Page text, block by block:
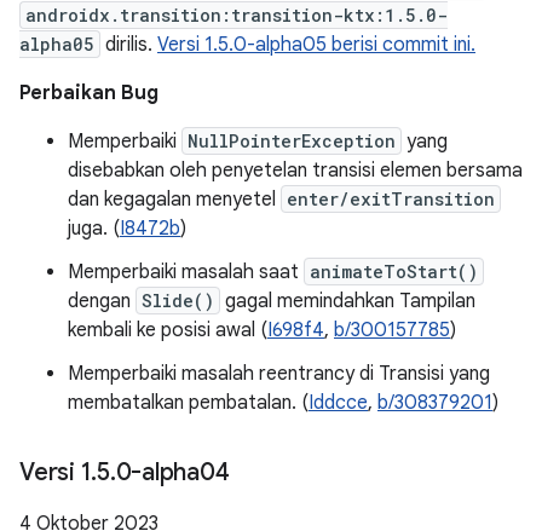
androidx.transition:transition-ktx:1.5.0-
alpha05 dirilis. Versi 1.5.0-alpha05 berisi commit ini.
Perbaikan Bug
Memperbaiki NullPointerException yang
disebabkan oleh penyetelan transisi elemen bersama
dan kegagalan menyetel enter/exitTransition
juga. (I8472b)
Memperbaiki masalah saat animateToStart()
dengan Slide() gagal memindahkan Tampilan
kembali ke posisi awal (I698f4, b/300157785)
Memperbaiki masalah reentrancy di Transisi yang
membatalkan pembatalan. (Iddcce, b/308379201)
Versi 1.5.0-alpha04
4 Oktober 2023